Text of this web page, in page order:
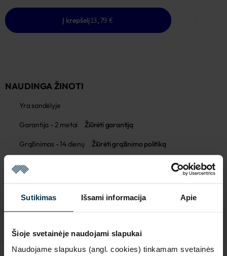
Sutikimas Išsami informacija Apie
Šioje svetainėje naudojami slapukai
Naudojame slapukus (angl. cookies) tinkamam svetainės
Į krepšelį13,79 €
NAUDINGA ŽINOTI
Yra sandėlyje
Garantija - 2 metai Žiūrėti garantiją
Grąžinimas - 14 dienų
Žiūrėti grąžinimo politiką
S. Kerbedžio st. 23,
Panevėžys, 35113